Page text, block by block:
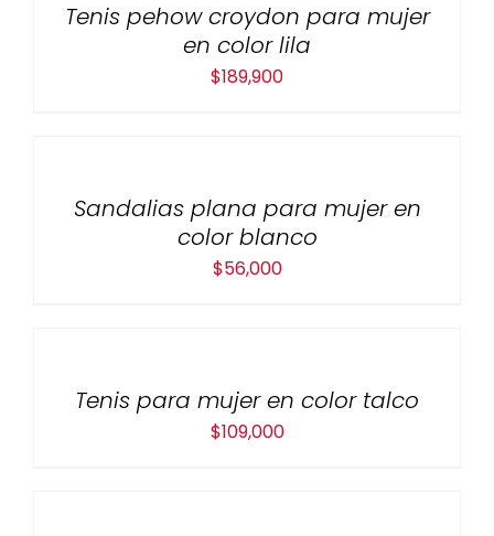
Tenis pehow croydon para mujer
en color lila
$189,900
Sandalias plana para mujer en
color blanco
$56,000
Tenis para mujer en color talco
$109,000